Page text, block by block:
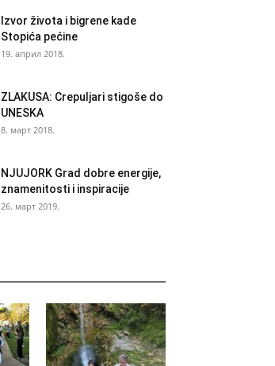
Izvor života i bigrene kade
Stopića pećine
19. април 2018.
ZLAKUSA: Crepuljari stigoše do
UNESKA
8. март 2018.
NJUJORK Grad dobre energije,
znamenitosti i inspiracije
26. март 2019.